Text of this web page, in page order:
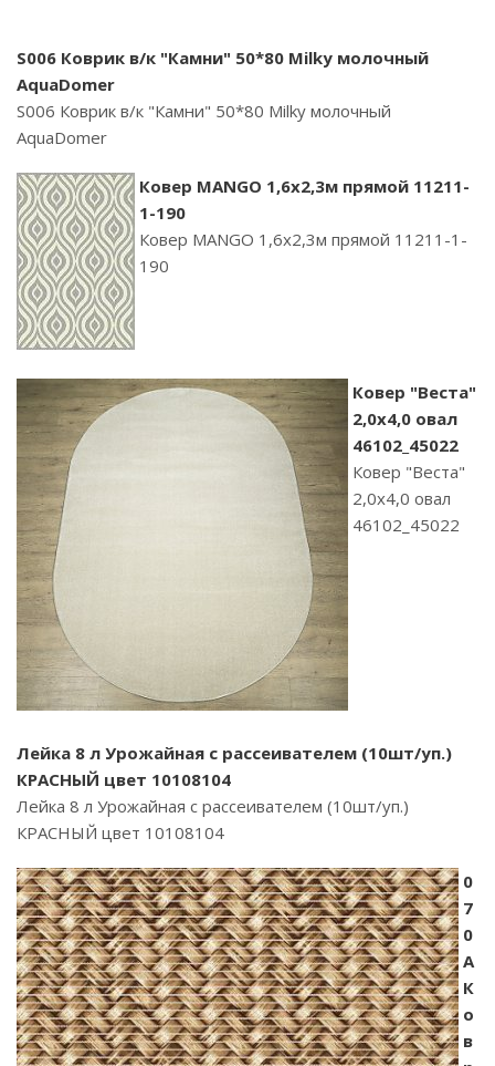
S006 Коврик в/к "Камни" 50*80 Milky молочный
AquaDomer
S006 Коврик в/к "Камни" 50*80 Milky молочный
AquaDomer
Ковер MANGO 1,6х2,3м прямой 11211-
1-190
Ковер MANGO 1,6х2,3м прямой 11211-1-
190
Ковер "Веста"
2,0х4,0 овал
46102_45022
Ковер "Веста"
2,0х4,0 овал
46102_45022
Лейка 8 л Урожайная с рассеивателем (10шт/уп.)
КРАСНЫЙ цвет 10108104
Лейка 8 л Урожайная с рассеивателем (10шт/уп.)
КРАСНЫЙ цвет 10108104
0
7
0
A
К
о
в